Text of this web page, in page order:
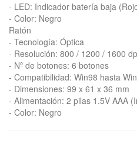
- LED: Indicador batería baja
- Color: Negro
Ratón
- Tecnología: Óptica
- Resolución: 800 / 1200 / 1600
- Nº de botones: 6 botones
- Compatibilidad: Win98 hasta
- Dimensiones: 99 x 61 x 36 mm
- Alimentación: 2 pilas 1.5V AAA
- Color: Negro